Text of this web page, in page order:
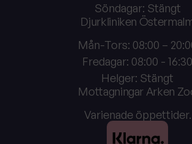
Söndagar: Stängt
Djurkliniken
Mån-Tors: 08:00 –
Fredagar: 08:00 - 16:30
Helger: Stängt
Mottagningar Arken
Varienade öppettider.